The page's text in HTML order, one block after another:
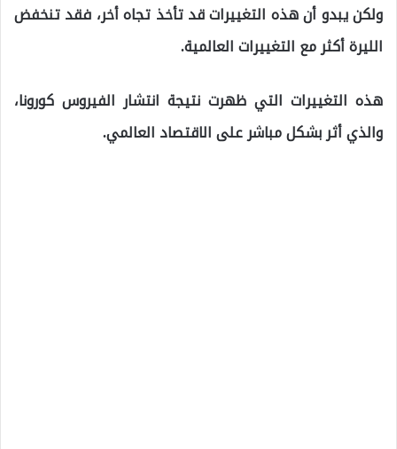
ولكن يبدو أن هذه التغييرات قد تأخذ تجاه أخر، فقد تنخفض
الليرة أكثر مع التغييرات العالمية.
هذه التغييرات التي ظهرت نتيجة انتشار الفيروس كورونا،
والذي أثر بشكل مباشر على الاقتصاد العالمي.